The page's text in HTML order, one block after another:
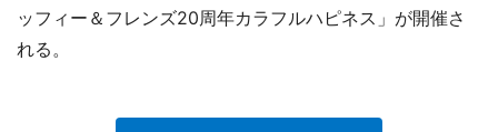
ッフィー＆フレンズ20周年カラフルハピネス」が開催さ
れる。